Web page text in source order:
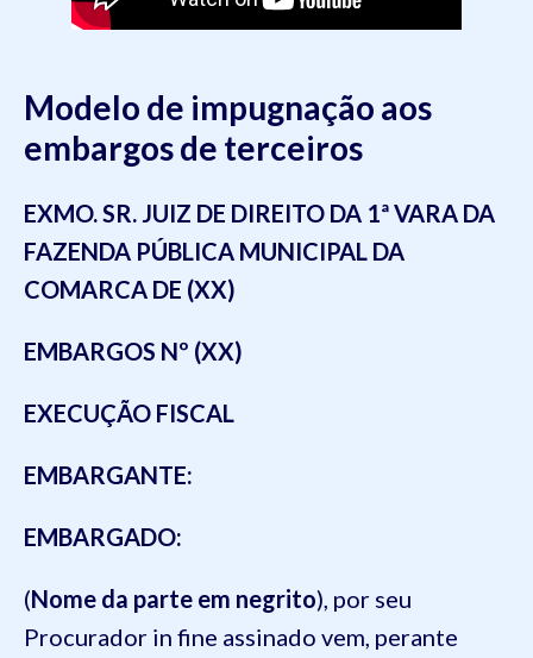
Modelo de impugnação aos
embargos de terceiros
EXMO. SR. JUIZ DE DIREITO DA 1ª VARA DA
FAZENDA PÚBLICA MUNICIPAL DA
COMARCA DE (XX)
EMBARGOS Nº (XX)
EXECUÇÃO FISCAL
EMBARGANTE:
EMBARGADO:
(Nome da parte em negrito), por seu
Procurador in fine assinado vem, perante